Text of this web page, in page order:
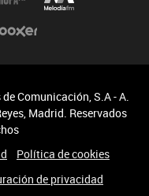
Comunicación, S.A - A.
Madrid. Reservados
Política de cookies
de privacidad